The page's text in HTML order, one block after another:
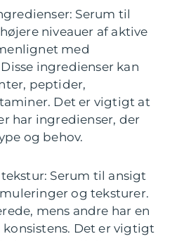
Serum til
niveauer af aktive
med
ingredienser kan
peptider,
Det er vigtigt at
har ingredienser, der
og behov.
Serum til ansigt
og teksturer.
mens andre har en
Det er vigtigt